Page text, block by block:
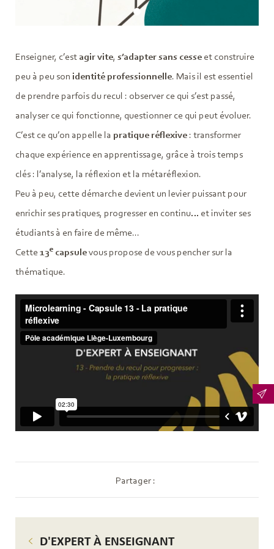
D'EXPERT À ENSEIGNANT
Enseigner, c’est agir vite, s’adapter sans cesse et construire
peu à peu son identité professionnelle. Mais il est essentiel
de prendre parfois du recul : observer ce qui s’est passé,
analyser ce qui fonctionne, questionner ce qui peut évoluer.
C’est ce qu’on appelle la pratique réflexive : transformer
chaque expérience en apprentissage, grâce à trois temps
clés : l’analyse, la réflexion et la métaréflexion.
Peu à peu, cette démarche devient un levier puissant pour
enrichir ses pratiques, progresser en continu… et inviter ses
étudiants à en faire de même...
Cette13e capsulevous propose de vous pencher sur la
thématique.
Partager :